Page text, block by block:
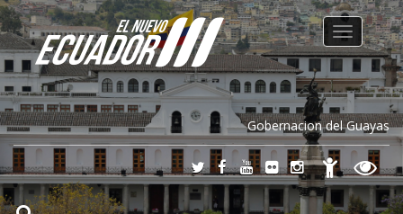
Gobernacion del Guayas
Toggle
navigation